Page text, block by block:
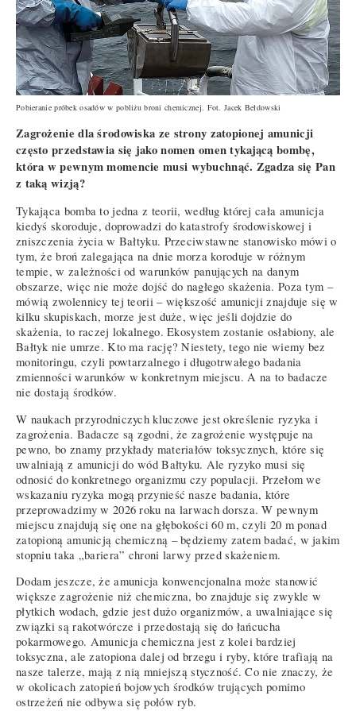
Pobieranie próbek osadów w pobliżu broni chemicznej. Fot. Jacek Bełdowski
Zagrożenie dla środowiska ze strony zatopionej amunicji
często przedstawia się jako nomen omen tykającą bombę,
która w pewnym momencie musi wybuchnąć. Zgadza się Pan
z taką wizją?
Tykająca bomba to jedna z teorii, według której cała amunicja
kiedyś skoroduje, doprowadzi do katastrofy środowiskowej i
zniszczenia życia w Bałtyku. Przeciwstawne stanowisko mówi o
tym, że broń zalegająca na dnie morza koroduje w różnym
tempie, w zależności od warunków panujących na danym
obszarze, więc nie może dojść do nagłego skażenia. Poza tym –
mówią zwolennicy tej teorii – większość amunicji znajduje się w
kilku skupiskach, morze jest duże, więc jeśli dojdzie do
skażenia, to raczej lokalnego. Ekosystem zostanie osłabiony, ale
Bałtyk nie umrze. Kto ma rację? Niestety, tego nie wiemy bez
monitoringu, czyli powtarzalnego i długotrwałego badania
zmienności warunków w konkretnym miejscu. A na to badacze
nie dostają środków.
W naukach przyrodniczych kluczowe jest określenie ryzyka i
zagrożenia. Badacze są zgodni, że zagrożenie występuje na
pewno, bo znamy przykłady materiałów toksycznych, które się
uwalniają z amunicji do wód Bałtyku. Ale ryzyko musi się
odnosić do konkretnego organizmu czy populacji. Przełom we
wskazaniu ryzyka mogą przynieść nasze badania, które
przeprowadzimy w 2026 roku na larwach dorsza. W pewnym
miejscu znajdują się one na głębokości 60 m, czyli 20 m ponad
zatopioną amunicją chemiczną – będziemy zatem badać, w jakim
stopniu taka „bariera” chroni larwy przed skażeniem.
Dodam jeszcze, że amunicja konwencjonalna może stanowić
większe zagrożenie niż chemiczna, bo znajduje się zwykle w
płytkich wodach, gdzie jest dużo organizmów, a uwalniające się
związki są rakotwórcze i przedostają się do łańcucha
pokarmowego. Amunicja chemiczna jest z kolei bardziej
toksyczna, ale zatopiona dalej od brzegu i ryby, które trafiają na
nasze talerze, mają z nią mniejszą styczność. Co nie znaczy, że
w okolicach zatopień bojowych środków trujących pomimo
ostrzeżeń nie odbywa się połów ryb.